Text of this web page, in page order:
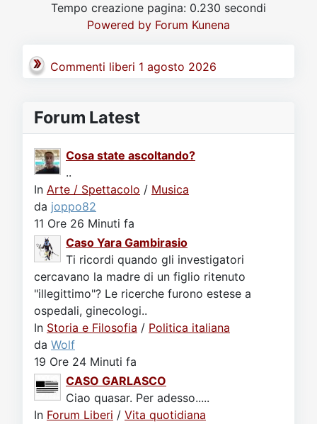
Tempo creazione pagina: 0.230 secondi
Powered by Forum Kunena
Commenti liberi 1 agosto 2026
Forum Latest
Cosa state ascoltando?
..
In Arte / Spettacolo / Musica
da joppo82
11 Ore 26 Minuti fa
Caso Yara Gambirasio
Ti ricordi quando gli investigatori
cercavano la madre di un figlio ritenuto
"illegittimo"? Le ricerche furono estese a
ospedali, ginecologi..
In Storia e Filosofia / Politica italiana
da Wolf
19 Ore 24 Minuti fa
CASO GARLASCO
Ciao quasar. Per adesso.....
In Forum Liberi / Vita quotidiana